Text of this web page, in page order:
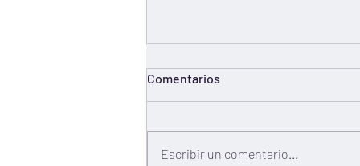
Comentarios
Escribir un comentario...